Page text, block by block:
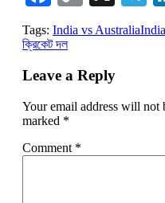
Link
Tags: India vs Australia
ক্রিকেট দল
Leave a Reply
Your email address will not
marked *
Comment *